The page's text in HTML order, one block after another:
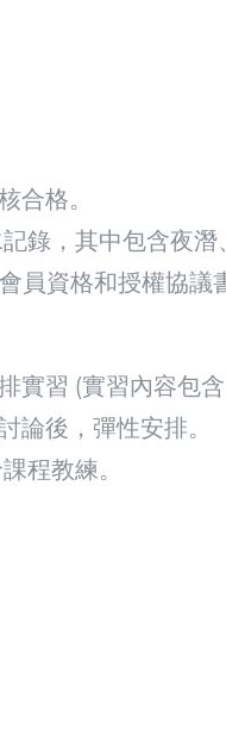
合格。
錄，其中包含夜潛
員資格和授權
實習 (實習內容
論後，彈性安排。
程教練。